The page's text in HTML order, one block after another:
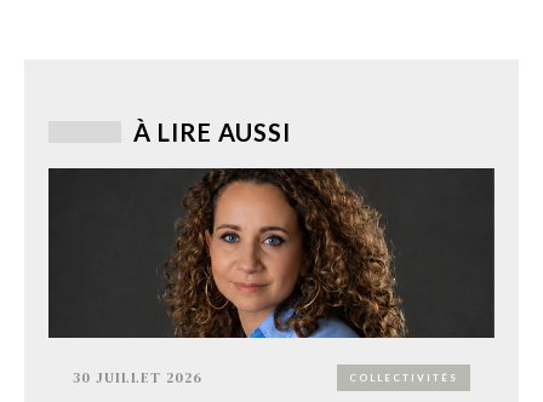
À LIRE AUSSI
30 JUILLET 2026 COLLECTIVITÉS